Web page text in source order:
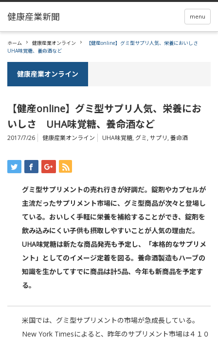
menu
ホーム 健康産業オンライン
【健産online】グミ型サプリ人気、栄養においしさ
UHA味覚糖、養命酒など
健康産業オンライン
【健産online】グミ型サプリ人気、栄養にお
いしさ UHA味覚糖、養命酒など
2017/7/26 健康産業オンライン UHA味覚糖, グミ, サプリ, 養命酒
グミ型サプリメントの売れ行きが好調だ。錠剤やカプセルが
主流だったサプリメント市場に、グミ型商品が次々と登場し
ている。おいしく手軽に栄養を補給することができ、錠剤を
飲み込みにくい子供も摂取しやすいことが人気の理由だ。
UHA味覚糖は新たな商品発売も予定し、「本格的なサプリメ
ント」としてのイメージ定着を図る。養命酒製造もハーブの
知識を生かしてすでに商品は計5品、今年も新商品を予定す
る。
米国では、グミ型サプリメントの市場が急成長している。
New York Timesによると、昨年のサプリメント市場は４１０